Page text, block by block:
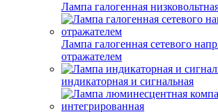
Лампа галогенная
Лампа галогенная сетевого
отражателем
индикаторная и сигнальная